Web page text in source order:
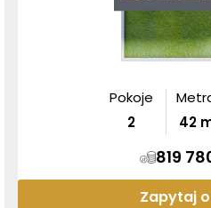
Pokoje
2
42
819
Zapytaj